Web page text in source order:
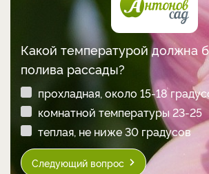
Какой температурой должна
полива рассады?
прохладная, около 15-18
комнатной температуры 23-25
теплая, не ниже 30 градусов
Следующий вопрос